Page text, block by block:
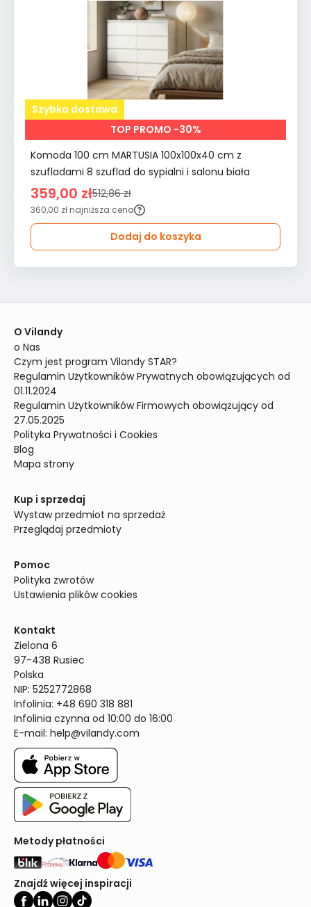
Szybka dostawa
TOP PROMO -30%
Komoda 100 cm MARTUSIA 100x100x40 cm z
szufladami 8 szuflad do sypialni i salonu biała
359,00 zł512,86 zł
360,00 zł najniższa cena
Dodaj do koszyka
O Vilandy
o Nas
Czym jest program Vilandy STAR?
Regulamin Użytkowników Prywatnych obowiązujących od
01.11.2024
Regulamin Użytkowników Firmowych obowiązujący od
27.05.2025
Polityka Prywatności i Cookies
Blog
Mapa strony
Kup i sprzedaj
Wystaw przedmiot na sprzedaż
Przeglądaj przedmioty
Pomoc
Polityka zwrotów
Ustawienia plików cookies
Kontakt
Zielona 6
97-438 Rusiec
Polska
NIP: 5252772868
Infolinia: +48 690 318 881
Infolinia czynna od 10:00 do 16:00
E-mail: help@vilandy.com
Metody płatności
Znajdź więcej inspiracji